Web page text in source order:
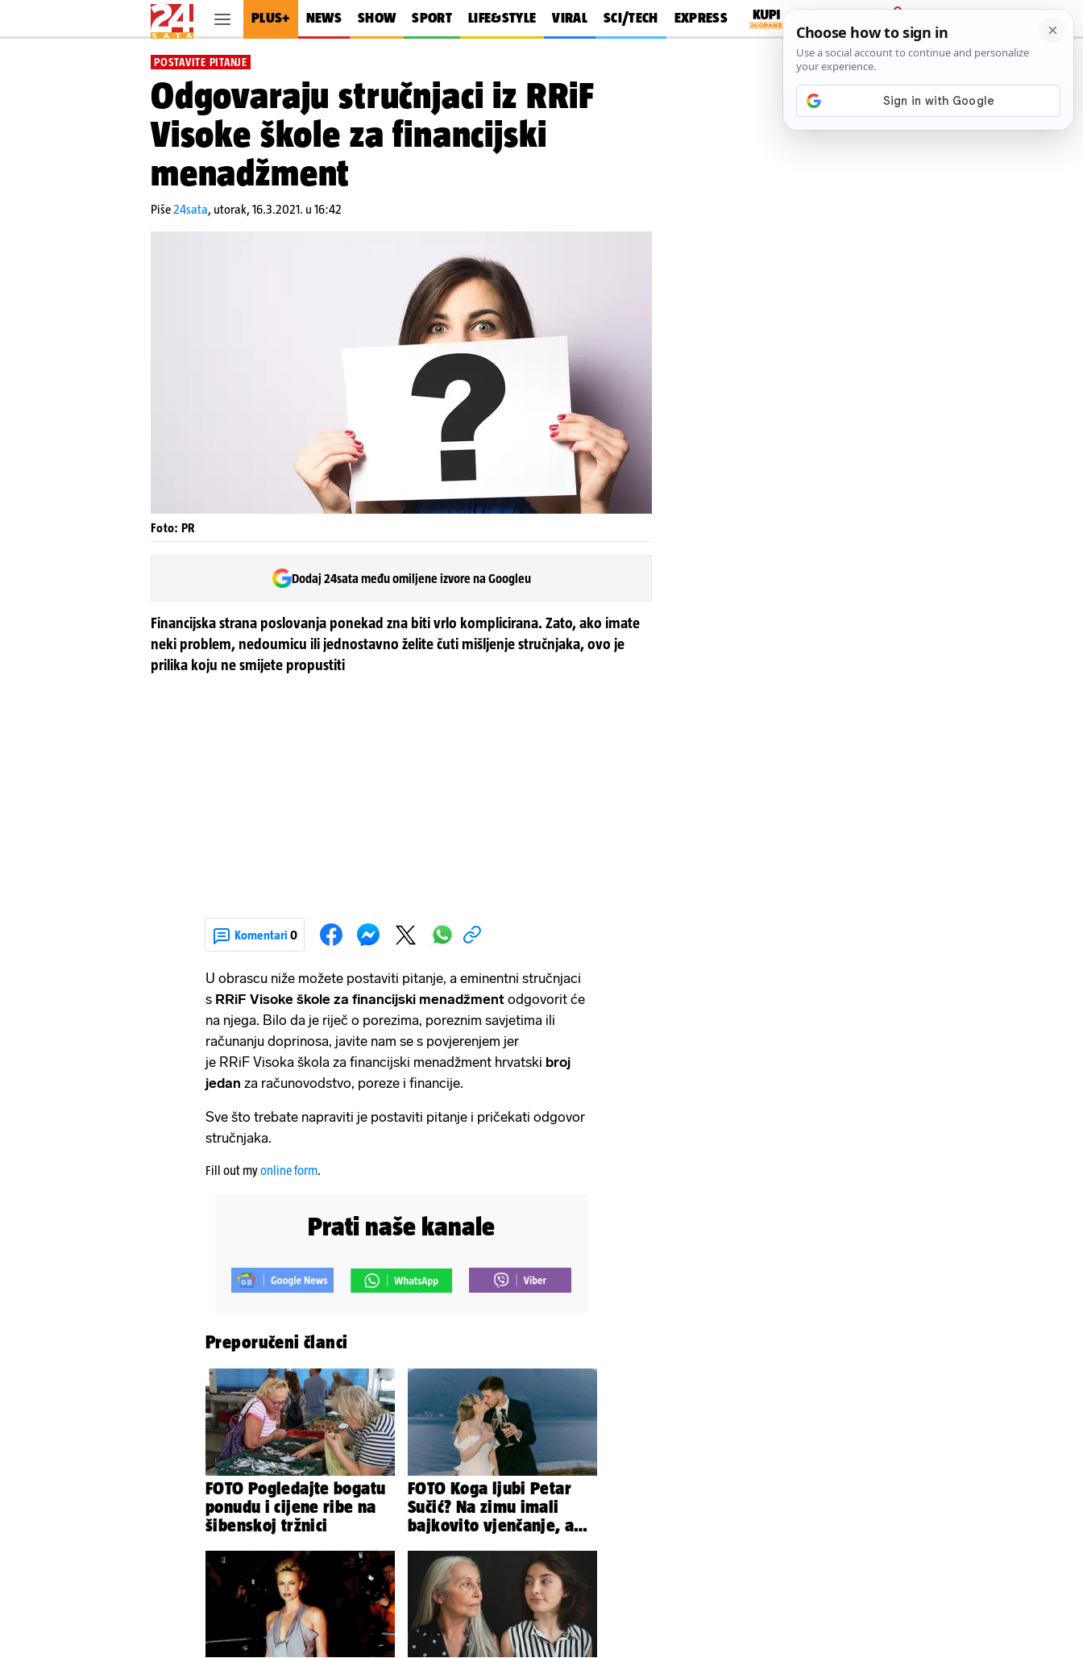
PLUS+ NEWS SHOW SPORT LIFE&STYLE VIRAL SCI/TECH EXPRESS
PRIJAVA
POSTAVITE PITANJE
Odgovaraju stručnjaci iz RRiF
Visoke škole za financijski
menadžment
Piše24sata, utorak, 16.3.2021. u 16:42
Foto: PR
Dodaj 24sata među omiljene izvore na Googleu
Financijska strana poslovanja ponekad zna biti vrlo komplicirana. Zato, ako imate
neki problem, nedoumicu ili jednostavno želite čuti mišljenje stručnjaka, ovo je
prilika koju ne smijete propustiti
Komentari 0
U obrascu niže možete postaviti pitanje, a eminentni stručnjaci
s RRiF Visoke škole za financijski menadžment odgovorit će
na njega. Bilo da je riječ o porezima, poreznim savjetima ili
računanju doprinosa, javite nam se s povjerenjem jer
je RRiF Visoka škola za financijski menadžment hrvatski broj
jedan za računovodstvo, poreze i financije.
Sve što trebate napraviti je postaviti pitanje i pričekati odgovor
stručnjaka.
Fill out myonline form.
Prati naše kanale
Preporučeni članci
FOTO Pogledajte bogatu
ponudu i cijene ribe na
šibenskoj tržnici
FOTO Koga ljubi Petar
Sučić? Na zimu imali
bajkovito vjenčanje, a
sin!